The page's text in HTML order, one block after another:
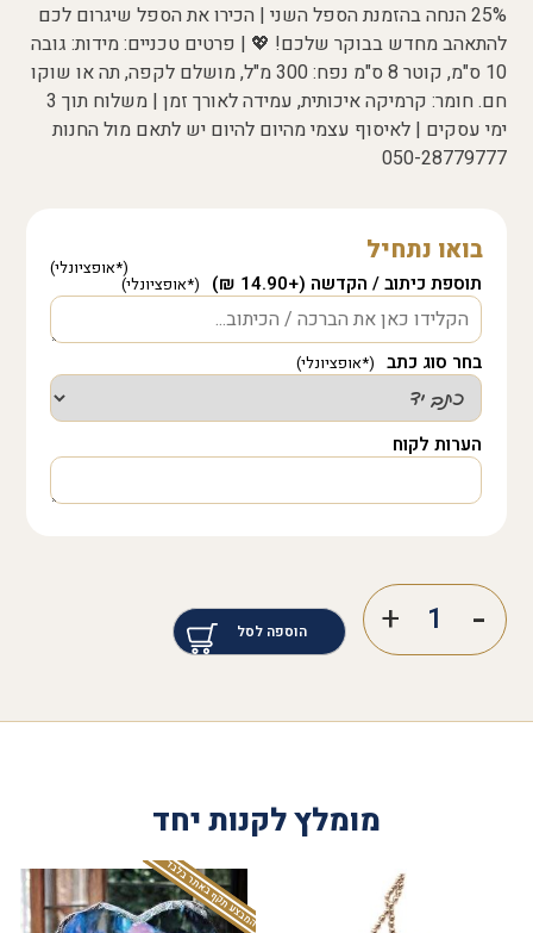
25% הנחה בהזמנת הספל השני | הכירו את הספל שיגרום לכם
להתאהב מחדש בבוקר שלכם! 💖 | פרטים טכניים: מידות: גובה
10 ס"מ, קוטר 8 ס"מ נפח: 300 מ"ל, מושלם לקפה, תה או שוקו
חם. חומר: קרמיקה איכותית, עמידה לאורך זמן | משלוח תוך 3
ימי עסקים | לאיסוף עצמי מהיום להיום יש לתאם מול החנות
050-28779777
בואו נתחיל
תוספת כיתוב / הקדשה (+14.90 ₪)
בחר סוג כתב
הערות לקוח
הוספה לסל
מומלץ לקנות יחד
המבצע תקף באתר בלבד